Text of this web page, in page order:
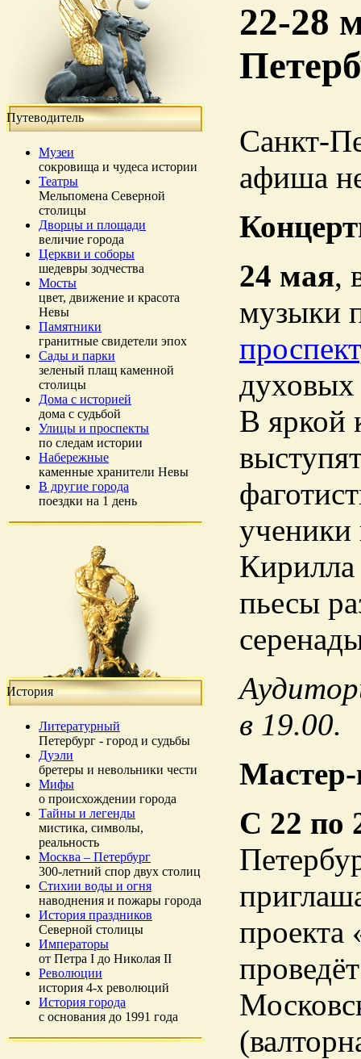
Путеводитель
Музеи
сокровища и чудеса истории
Театры
Мельпомена Северной
столицы
Дворцы и площади
величие города
Церкви и соборы
шедевры зодчества
Мосты
цвет, движение и красота
Невы
Памятники
гранитные свидетели эпох
Сады и парки
зеленый плащ каменной
столицы
Дома с историей
дома с судьбой
Улицы и проспекты
по следам истории
Набережные
каменные хранители Невы
В другие города
поездки на 1 день
История
Литературный
Петербург - город и судьбы
Дуэли
бретеры и невольники чести
Мифы
о происхождении города
Тайны и легенды
мистика, символы,
реальность
Москва – Петербург
300-летний спор двух столиц
Стихии воды и огня
наводнения и пожары города
История праздников
Северной столицы
Императоры
от Петра I до Николая II
Революции
история 4-х революций
История города
с основания до 1991 года
22-28
Санкт-
афиша
24 мая,
музыки
проспект
В яркой
ученики
Кирилла
пьесы
в 19.00.
С 22 по
проекта